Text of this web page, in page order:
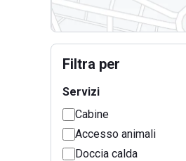
Filtra per
Servizi
Cabine
Accesso animali
Doccia calda